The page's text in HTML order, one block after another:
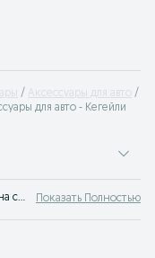
Аксессуары для авто
для авто - Кегейли
Интернет магазин автоаксессуаров Кегейли на сайте OLX.uz Кегейли. Выгодные предложения недорого купить аксессуары для автомобиля ждут вас! Показать Полностью